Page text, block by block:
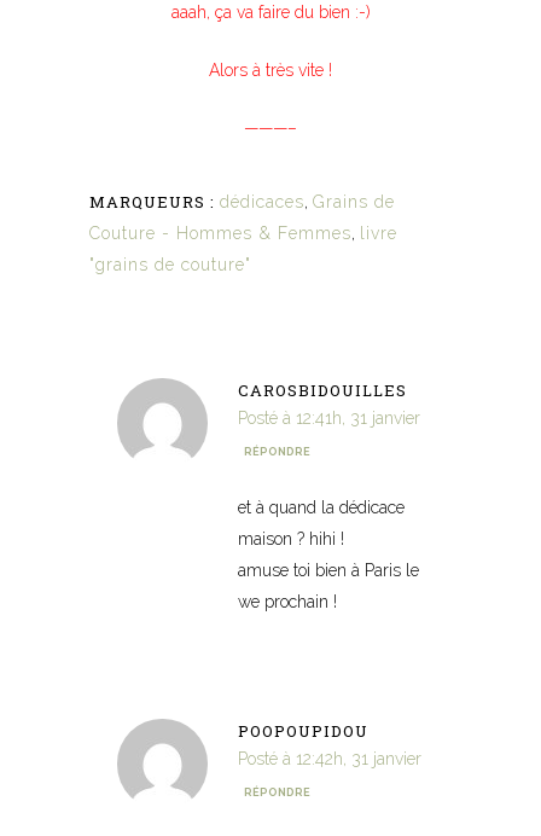
aaah, ça va faire du bien :-)
Alors à très vite !
———–
MARQUEURS : dédicaces, Grains de
Couture - Hommes & Femmes, livre
"grains de couture"
CAROSBIDOUILLES
Posté à 12:41h, 31 janvier
RÉPONDRE
et à quand la dédicace
maison ? hihi !
amuse toi bien à Paris le
we prochain !
POOPOUPIDOU
Posté à 12:42h, 31 janvier
RÉPONDRE